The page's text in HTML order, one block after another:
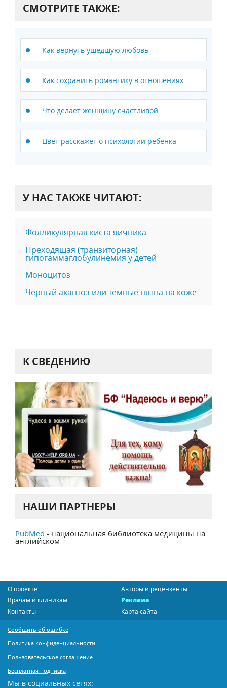
СМОТРИТЕ ТАКЖЕ:
Как вернуть ушедшую любовь
Как сохранить романтику в отношениях
Что делает женщину счастливой
Цвет расскажет о психологии ребенка
У НАС ТАКЖЕ ЧИТАЮТ:
Фолликулярная киста яичника
Преходящая (транзиторная)
гипогаммаглобулинемия у детей
Моноцитоз
Черный акантоз или темные пятна на коже
К СВЕДЕНИЮ
НАШИ ПАРТНЕРЫ
PubMed - национальная библиотека медицины на
английском
О проекте
Авторы и рецензенты
Врачам и клиникам
Реклама
Контакты
Карта сайта
Сообщить об ошибке
Политика конфиденциальности
Пользовательское соглашение
Бесплатная подписка
Мы в социальных сетях: